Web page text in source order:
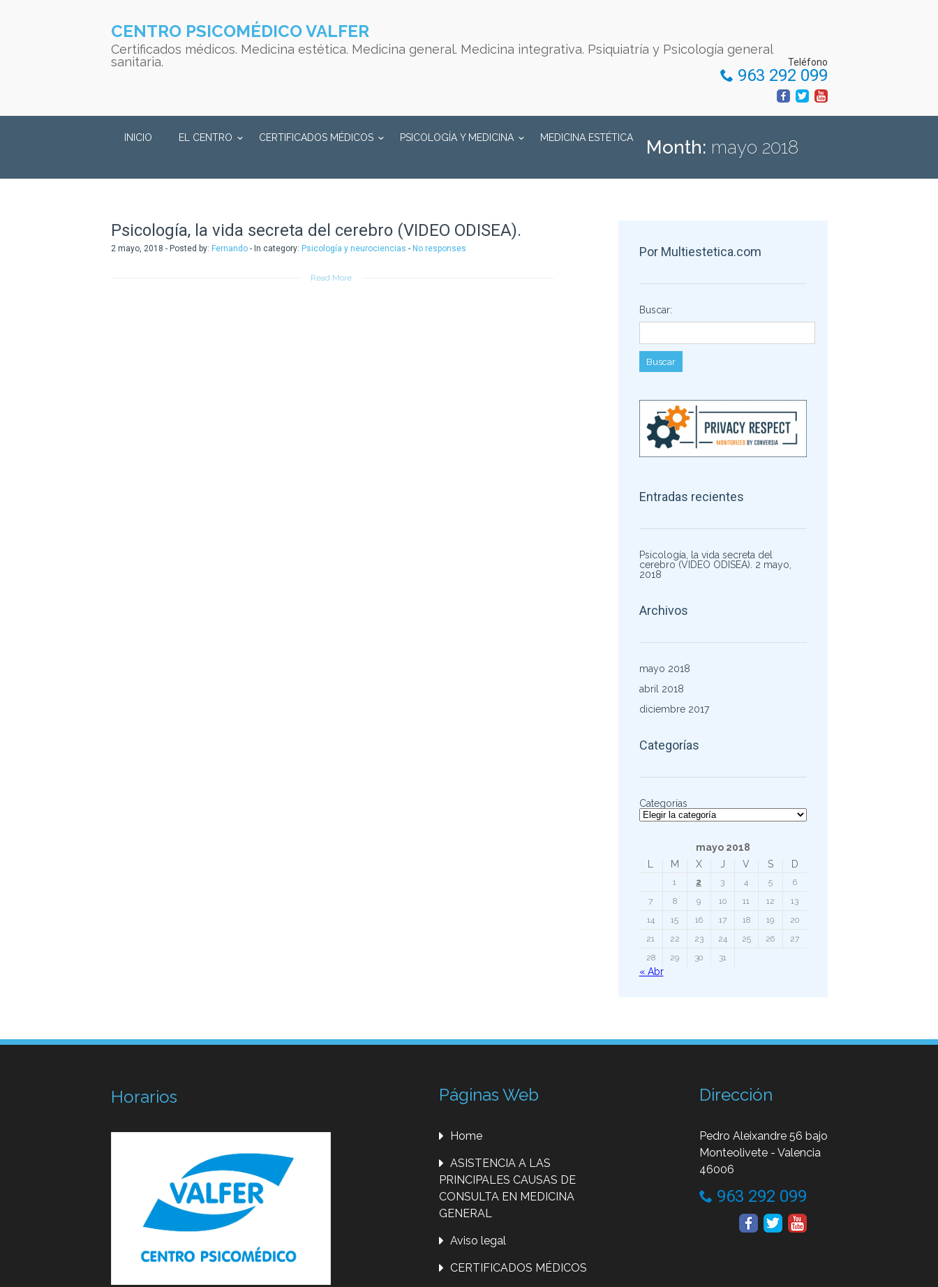
CENTRO PSICOMÉDICO VALFER
Certificados médicos. Medicina estética. Medicina general. Medicina integrativa. Psiquiatría y Psicología general
sanitaria.
Teléfono
963 292 099
INICIO EL CENTRO CERTIFICADOS MÉDICOS PSICOLOGÍA Y MEDICINA MEDICINA ESTÉTICA Month: mayo 2018
Psicología, la vida secreta del cerebro (VIDEO ODISEA).
2 mayo, 2018 - Posted by: Fernando- In category: Psicología y neurociencias - No responses
Read More
Por Multiestetica.com
Buscar:
Entradas recientes
Psicología, la vida secreta del
cerebro (VIDEO ODISEA). 2 mayo,
2018
Archivos
mayo 2018
abril 2018
diciembre 2017
Categorías
Categorías
mayo 2018
L
M X J V S D
1 2 3 4 5
6
7
8 9 10 11 12
13
14
15 16 17 18 19
20
21
22 23 24 25 26
27
28
29 30 31
« Abr
Horarios Páginas Web
Home
ASISTENCIA A LAS
PRINCIPALES CAUSAS DE
CONSULTA EN MEDICINA
GENERAL
Aviso legal
CERTIFICADOS MÉDICOS
Dirección
Pedro Aleixandre 56 bajo
Monteolivete - Valencia
46006
963 292 099